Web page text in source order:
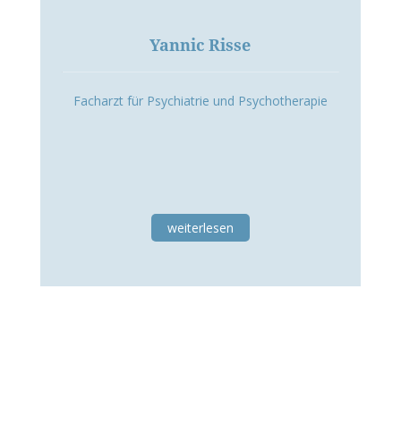
Yannic Risse
Facharzt für Psychiatrie und Psychotherapie
weiterlesen